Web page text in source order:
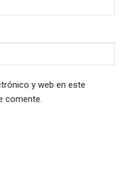
y web en este
comente.